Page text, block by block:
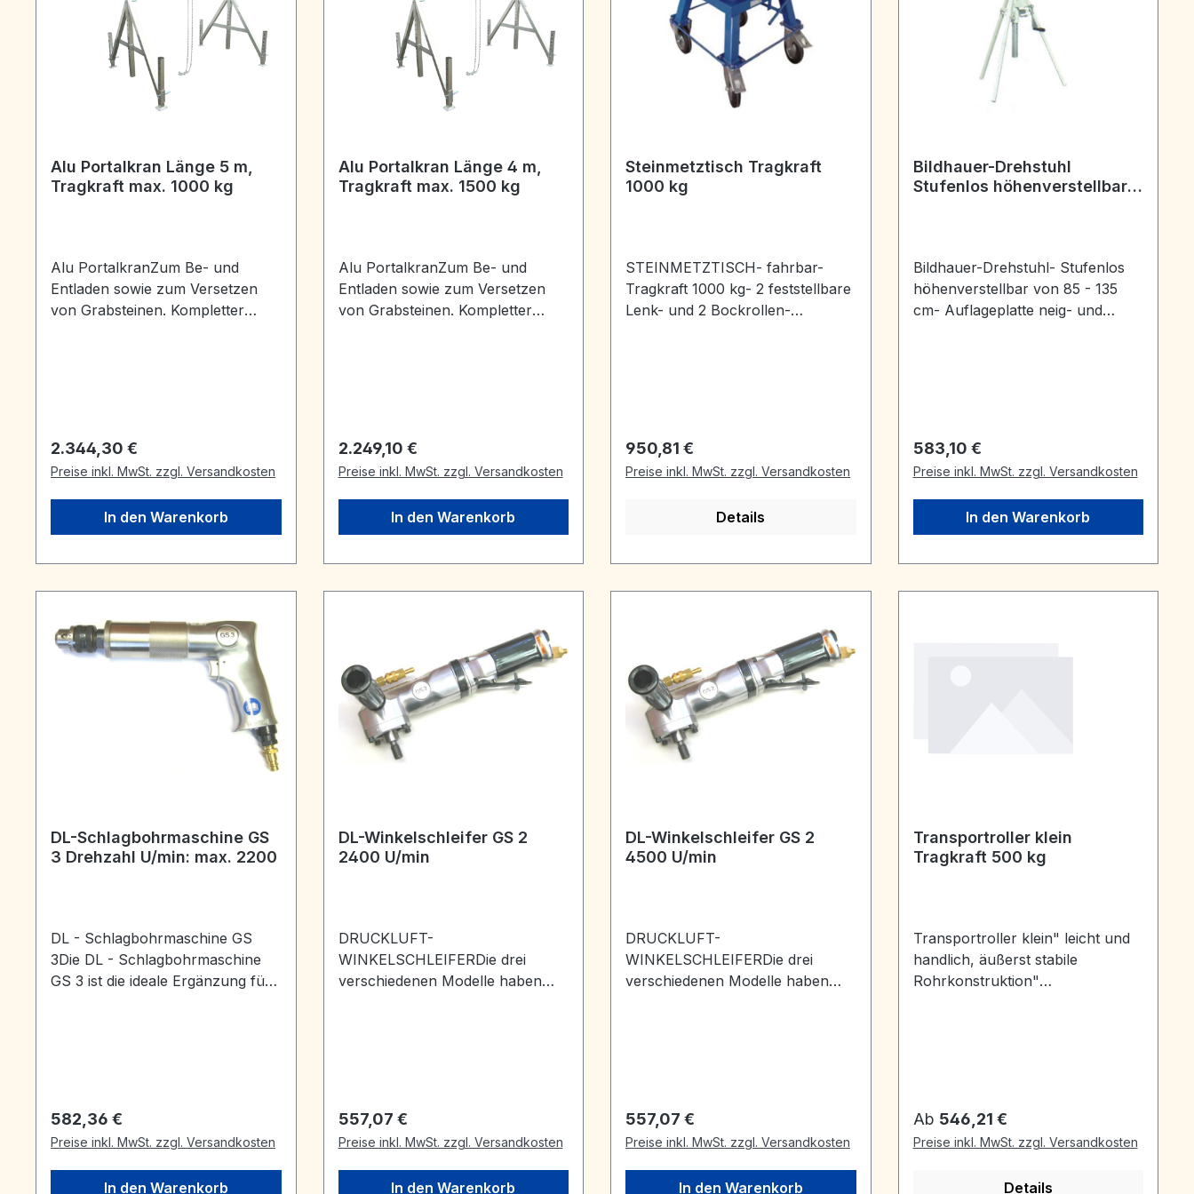
Alu Portalkran Länge 5 m,
Tragkraft max. 1000 kg
Alu PortalkranZum Be- und
Entladen sowie zum Versetzen
von Grabsteinen. Kompletter
Regulärer Preis:
2.344,30 €
Preise inkl. MwSt. zzgl. Versandkosten
In den Warenkorb
Alu Portalkran Länge 4 m,
Tragkraft max. 1500 kg
Alu PortalkranZum Be- und
Entladen sowie zum Versetzen
von Grabsteinen. Kompletter
Regulärer Preis:
2.249,10 €
Preise inkl. MwSt. zzgl. Versandkosten
In den Warenkorb
Steinmetztisch Tragkraft
1000 kg
STEINMETZTISCH- fahrbar-
Tragkraft 1000 kg- 2 feststellbare
Lenk- und 2 Bockrollen-
Regulärer Preis:
950,81 €
Preise inkl. MwSt. zzgl. Versandkosten
Details
Bildhauer-Drehstuhl
Stufenlos höhenverstellbar
Bildhauer-Drehstuhl- Stufenlos
höhenverstellbar von 85 - 135
cm- Auflageplatte neig- und
Regulärer Preis:
583,10 €
Preise inkl. MwSt. zzgl. Versandkosten
In den Warenkorb
DL-Schlagbohrmaschine GS
3 Drehzahl U/min: max. 2200
DL - Schlagbohrmaschine GS
3Die DL - Schlagbohrmaschine
GS 3 ist die ideale Ergänzung für
eingesetzt werden. Ferner ist sie
für den Einsatz an Orten
konzipiert, wo der Betrieb einer
elektrischen Schlagbohrmaschine
Regulärer Preis:
582,36 €
Preise inkl. MwSt. zzgl. Versandkosten
In den Warenkorb
DL-Winkelschleifer GS 2
2400 U/min
DRUCKLUFT-
WINKELSCHLEIFERDie drei
verschiedenen Modelle haben
sind schallgedämpft und
kältegeschützt3. sie haben eine
M-14 Aufnahme für FS-
Kupplungen4. die Drehzahl ist
Regulärer Preis:
557,07 €
Preise inkl. MwSt. zzgl. Versandkosten
In den Warenkorb
DL-Winkelschleifer GS 2
4500 U/min
DRUCKLUFT-
WINKELSCHLEIFERDie drei
verschiedenen Modelle haben
sind schallgedämpft und
kältegeschützt3. sie haben eine
M-14 Aufnahme für FS-
Kupplungen4. die Drehzahl ist
Regulärer Preis:
557,07 €
Preise inkl. MwSt. zzgl. Versandkosten
In den Warenkorb
Transportroller klein
Tragkraft 500 kg
Transportroller klein" leicht und
handlich, äußerst stabile
Rohrkonstruktion"
mmGriffweite 510
mmSchaufelgröße 450 x 20
mmNabendurchmesser 25
Regulärer Preis:
Ab 546,21 €
Preise inkl. MwSt. zzgl. Versandkosten
Details